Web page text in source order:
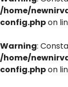
/home/
config.phpon
Warning:
/home/
config.phpon